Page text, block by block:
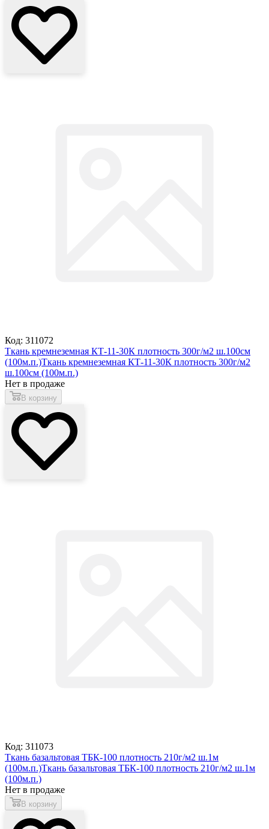
Код: 311072
Ткань кремнеземная КТ-11-30К плотность 300г/м2 ш.100см
(100м.п.)Ткань кремнеземная КТ-11-30К плотность 300г/м2
ш.100см (100м.п.)
Нет в продаже
В корзину
Код: 311073
Ткань базальтовая ТБК-100 плотность 210г/м2 ш.1м
(100м.п.)Ткань базальтовая ТБК-100 плотность 210г/м2 ш.1м
(100м.п.)
Нет в продаже
В корзину